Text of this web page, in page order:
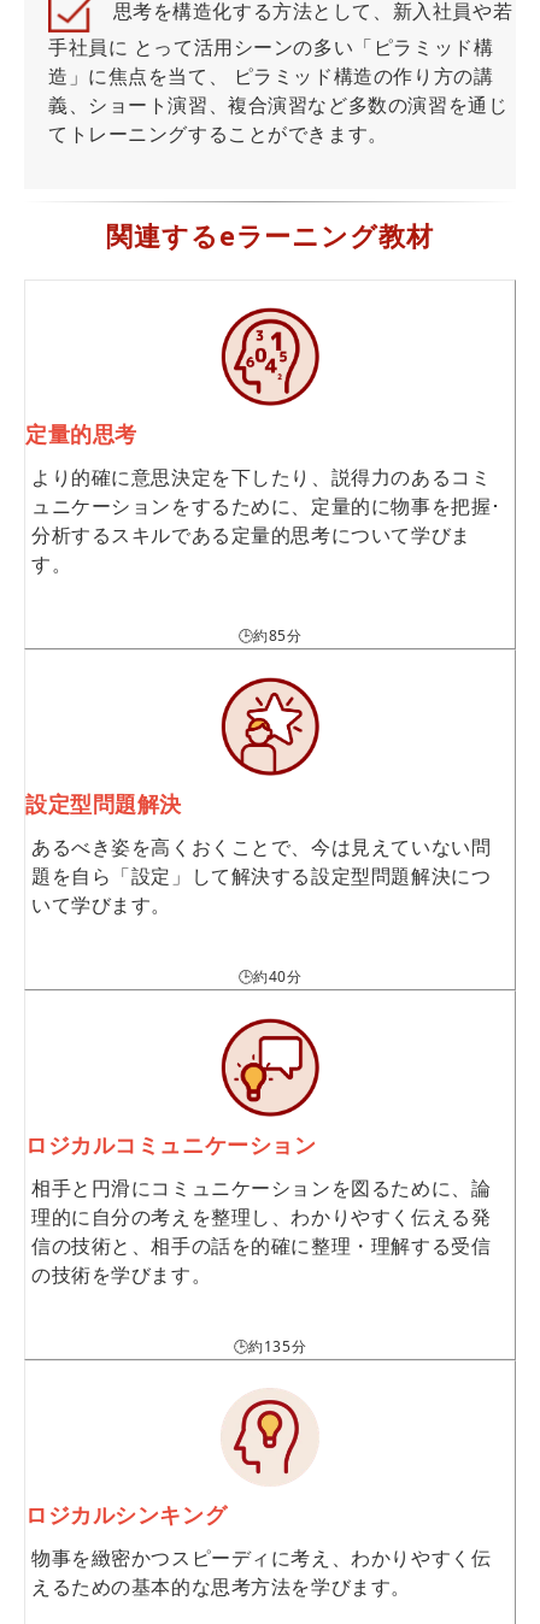
思考を構造化する方法として、新入社員や若
手社員に とって活用シーンの多い「ピラミッド構
造」に焦点を当て、 ピラミッド構造の作り方の講
義、ショート演習、複合演習など多数の演習を通じ
てトレーニングすることができます。
関連するeラーニング教材
定量的思考
より的確に意思決定を下したり、説得力のあるコミ
ュニケーションをするために、定量的に物事を把握･
分析するスキルである定量的思考について学びま
す。
🕒約85分
設定型問題解決
あるべき姿を高くおくことで、今は見えていない問
題を自ら「設定」して解決する設定型問題解決につ
いて学びます。
🕒約40分
ロジカルコミュニケーション
相手と円滑にコミュニケーションを図るために、論
理的に自分の考えを整理し、わかりやすく伝える発
信の技術と、相手の話を的確に整理・理解する受信
の技術を学びます。
🕒約135分
ロジカルシンキング
物事を緻密かつスピーディに考え、わかりやすく伝
えるための基本的な思考方法を学びます。